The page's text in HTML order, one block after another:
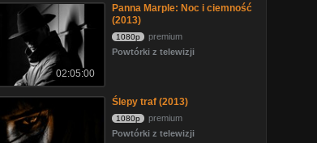
02:05:00
Panna Marple: Noc i ciemność
(2013)
1080p
premium
Powtórki z telewizji
Ślepy traf (2013)
1080p
premium
Powtórki z telewizji